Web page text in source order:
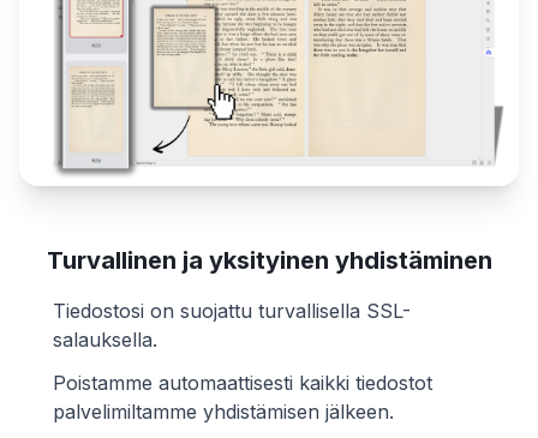
Turvallinen ja yksityinen yhdistäminen
Tiedostosi on suojattu turvallisella SSL-
salauksella.
Poistamme automaattisesti kaikki tiedostot
palvelimiltamme yhdistämisen jälkeen.